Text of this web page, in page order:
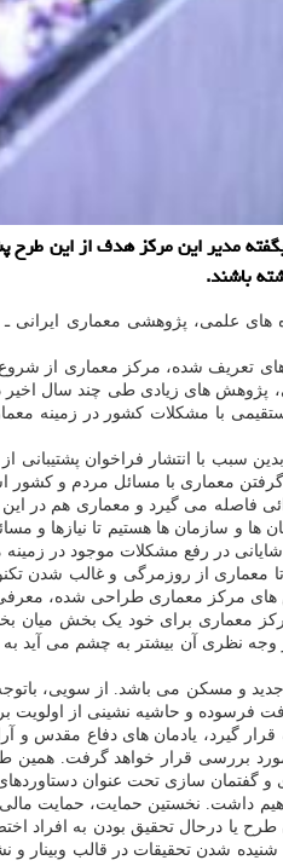
مدیر این مرکز هدف از این
باشند.
شده، مرکز معماری از شروع
پژوهش های زیادی طی چند سال
با مشکلات کشور در زمینه
سبب با انتشار فراخوان
گرفتن معماری با مسائل مردم و
فاصله می گیرد و معماری هم در
و سازمان ها هستیم تا نیازها و
در رفع مشکلات موجود در زمینه
تا معماری از روزمرگی و غالب شدن
های مرکز معماری طراحی شده،
معماری برای خود یک بخش میان
وجه نظری آن بیشتر به چشم می
و مسکن می باشد. از سویی، باتوجه
فرسوده و حاشیه نشینی از اولویت
گیرد، یادمان های دفاع مقدس و
بررسی قرار خواهد گرفت. همین
سازی تحت عنوان دستاوردهای
داشت. نخستین حمایت، حمایت
درحال تحقیق بودن به افراد
شدن تحقیقات در قالب وبینار